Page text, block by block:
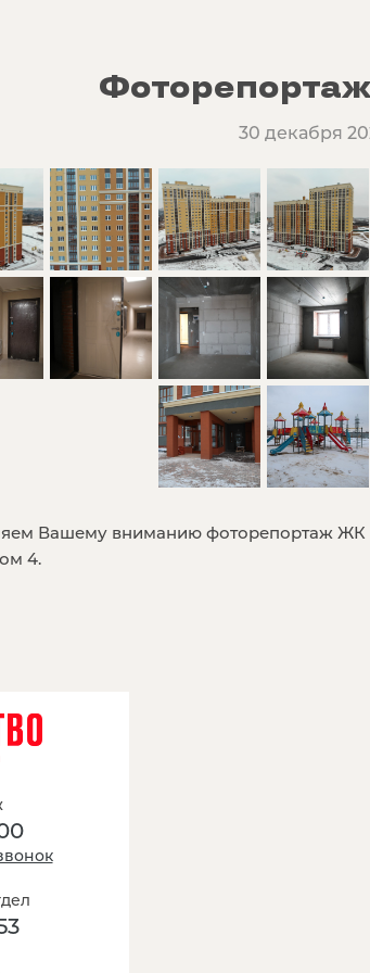
30 декабря
Вашему вниманию фоторепортаж
4.